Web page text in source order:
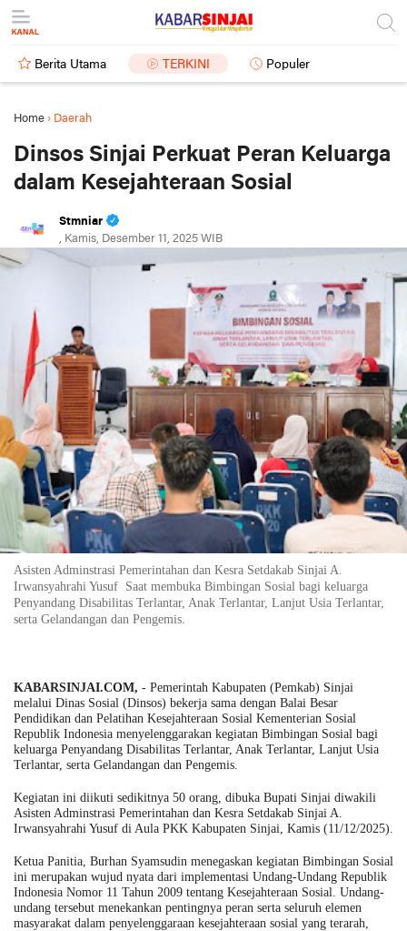
Berita Utama TERKINI Populer
Home › Daerah
Dinsos Sinjai Perkuat Peran Keluarga
dalam Kesejahteraan Sosial
Stmniar
, Kamis, Desember 11, 2025 WIB
Asisten Adminstrasi Pemerintahan dan Kesra Setdakab Sinjai A.
Irwansyahrahi Yusuf Saat membuka Bimbingan Sosial bagi keluarga
Penyandang Disabilitas Terlantar, Anak Terlantar, Lanjut Usia Terlantar,
serta Gelandangan dan Pengemis.
KABARSINJAI.COM, - Pemerintah Kabupaten (Pemkab) Sinjai
melalui Dinas Sosial (Dinsos) bekerja sama dengan Balai Besar
Pendidikan dan Pelatihan Kesejahteraan Sosial Kementerian Sosial
Republik Indonesia menyelenggarakan kegiatan Bimbingan Sosial bagi
keluarga Penyandang Disabilitas Terlantar, Anak Terlantar, Lanjut Usia
Terlantar, serta Gelandangan dan Pengemis.
Kegiatan ini diikuti sedikitnya 50 orang, dibuka Bupati Sinjai diwakili
Asisten Adminstrasi Pemerintahan dan Kesra Setdakab Sinjai A.
Irwansyahrahi Yusuf di Aula PKK Kabupaten Sinjai, Kamis (11/12/2025).
Ketua Panitia, Burhan Syamsudin menegaskan kegiatan Bimbingan Sosial
ini merupakan wujud nyata dari implementasi Undang-Undang Republik
Indonesia Nomor 11 Tahun 2009 tentang Kesejahteraan Sosial. Undang-
undang tersebut menekankan pentingnya peran serta seluruh elemen
masyarakat dalam penyelenggaraan kesejahteraan sosial yang terarah,